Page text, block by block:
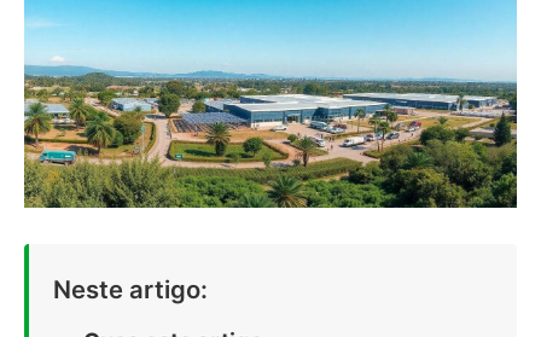
Neste artigo: